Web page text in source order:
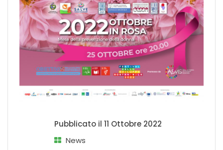
Pubblicato il 11 Ottobre 2022
News